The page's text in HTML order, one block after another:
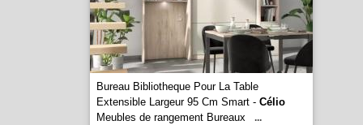
Bureau Bibliotheque Pour La Table
Extensible Largeur 95 Cm Smart - Célio
Meubles de rangement Bureaux
...